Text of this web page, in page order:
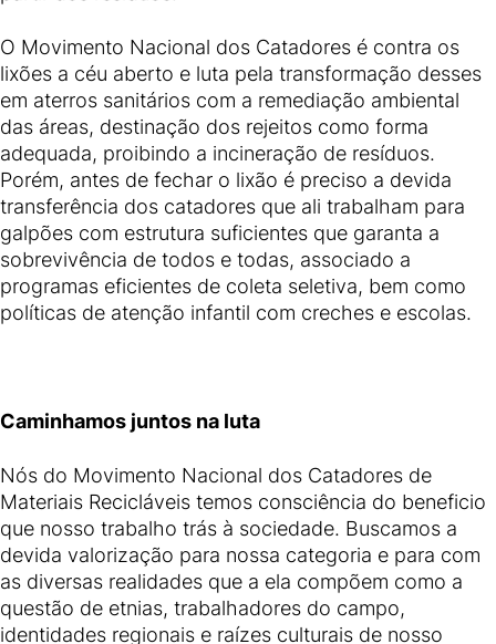
O Movimento Nacional dos Catadores é contra os
lixões a céu aberto e luta pela transformação desses
em aterros sanitários com a remediação ambiental
das áreas, destinação dos rejeitos como forma
adequada, proibindo a incineração de resíduos.
Porém, antes de fechar o lixão é preciso a devida
transferência dos catadores que ali trabalham para
galpões com estrutura suficientes que garanta a
sobrevivência de todos e todas, associado a
programas eficientes de coleta seletiva, bem como
políticas de atenção infantil com creches e escolas.
Caminhamos juntos na luta
Nós do Movimento Nacional dos Catadores de
Materiais Recicláveis temos consciência do beneficio
que nosso trabalho trás à sociedade. Buscamos a
devida valorização para nossa categoria e para com
as diversas realidades que a ela compõem como a
questão de etnias, trabalhadores do campo,
identidades regionais e raízes culturais de nosso